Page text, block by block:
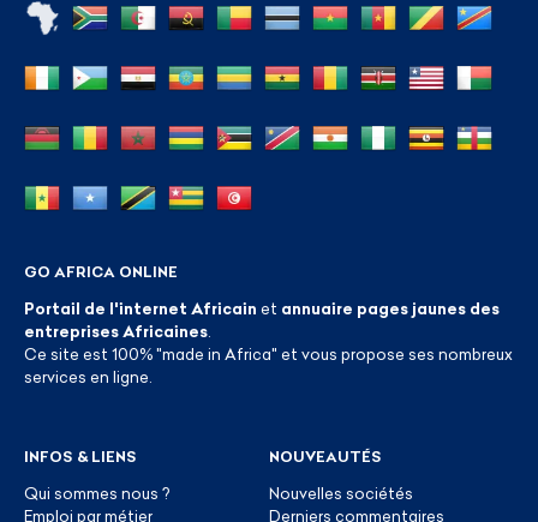
GO AFRICA ONLINE
Portail de l'internet Africain et annuaire pages jaunes des
entreprises Africaines.
Ce site est 100% "made in Africa" et vous propose ses nombreux
services en ligne.
INFOS & LIENS
Qui sommes nous ?
Emploi par métier
NOUVEAUTÉS
Nouvelles sociétés
Derniers commentaires